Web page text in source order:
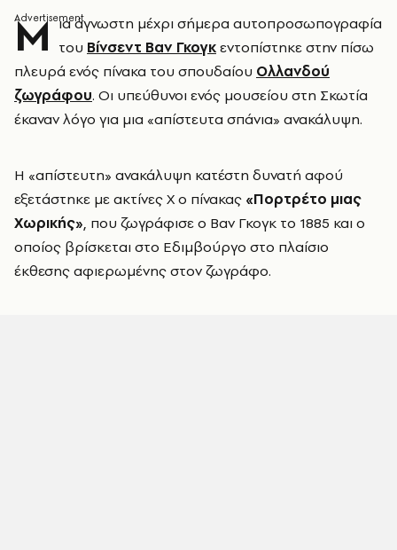
Μ ια άγνωστη μέχρι σήμερα αυτοπροσωπογραφία
του Βίνσεντ Βαν Γκογκεντοπίστηκε στην πίσω
πλευρά ενός πίνακα του σπουδαίου Ολλανδού
ζωγράφου. Οι υπεύθυνοι ενός μουσείου στη Σκωτία
έκαναν λόγο για μια «απίστευτα σπάνια» ανακάλυψη.
Η «απίστευτη» ανακάλυψη κατέστη δυνατή αφού
εξετάστηκε με ακτίνες Χ ο πίνακας «Πορτρέτο μιας
Χωρικής», που ζωγράφισε ο Βαν Γκογκ το 1885 και ο
οποίος βρίσκεται στο Εδιμβούργο στο πλαίσιο
έκθεσης αφιερωμένης στον ζωγράφο.